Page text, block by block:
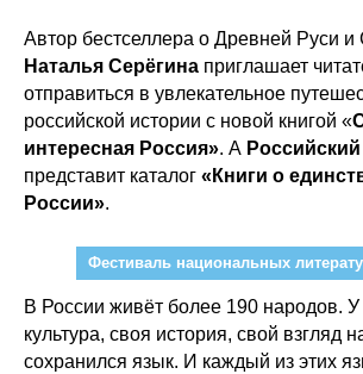
Автор бестселлера о Древней Руси и
Наталья Серёгина приглашает
отправиться в увлекательное
российской истории с новой книгой «
интересная Россия». А
представит каталог «Книги о
России».
Фестиваль национальных
В России живёт более 190 народов.
культура, своя история, свой взгляд
сохранился язык. И каждый из этих